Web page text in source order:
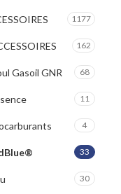
1177
162
Gasoil GNR 68
11
4
33
30